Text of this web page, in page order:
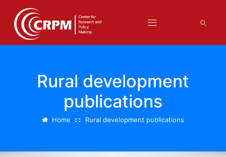
Rural development
publications
Home Rural development publications